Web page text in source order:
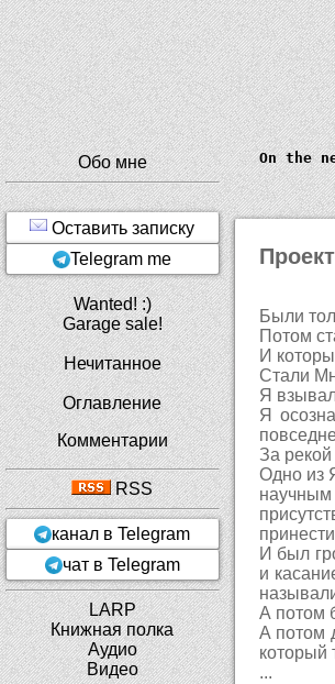
On the
Были
Потом
И
Стали
Я
Я
За
Одно из
научным
И был
и
А потом
А потом
который
...
Обо мне
Оставить записку
Telegram me
Wanted! :)
Garage sale!
Нечитанное
Оглавление
Комментарии
RSS
канал в Telegram
чат в Telegram
LARP
Книжная полка
Аудио
Видео